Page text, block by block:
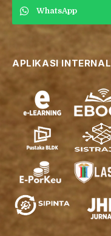
WhatsApp
APLIKASI INTERNAL